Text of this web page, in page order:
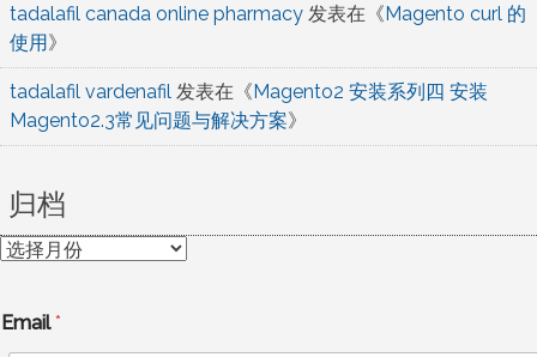
tadalafil canada online pharmacy 发表在《Magento curl 的
使用》
tadalafil vardenafil 发表在《Magento2 安装系列四 安装
Magento2.3常见问题与解决方案》
归档
归
Email*